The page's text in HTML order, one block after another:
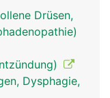
Drüsen,
Dysphagie,